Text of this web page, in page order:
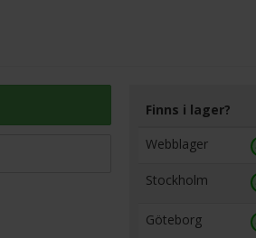
Finns i lager?
Webblager
Stockholm
Göteborg